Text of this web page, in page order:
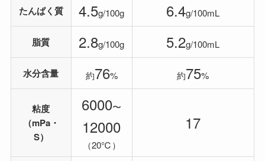
たんぱく質 4.5g/100g 6.4g/100mL
脂質 2.8g/100g 5.2g/100mL
水分含量 約76% 約75%
粘度
（mPa・
S）
6000〜
12000
（20℃）
17